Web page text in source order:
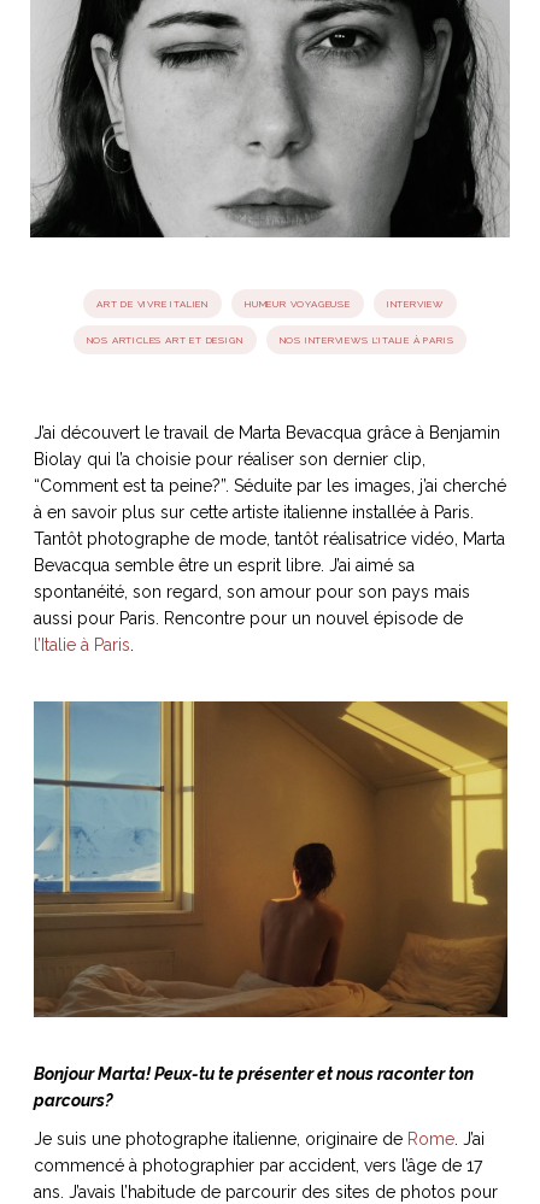
ITALIEN
SUBLIME ! LE DÉCOR ITALIEN
LIRE
Lucia
Les cuirs de
Burano, la palette
du
Notre palette
Virtuosa Venezia
ET FUGUEUSES
AND I
journal
WEBSERIE
Dolce Follia
ART DE VIVRE ITALIEN HUMEUR VOYAGEUSE INTERVIEW
NOS ARTICLES ART ET DESIGN NOS INTERVIEWS L'ITALIE À PARIS
J’ai découvert le travail de Marta Bevacqua grâce à Benjamin
Biolay qui l’a choisie pour réaliser son dernier clip,
“Comment est ta peine?”. Séduite par les images, j’ai cherché
à en savoir plus sur cette artiste italienne installée à Paris.
Tantôt photographe de mode, tantôt réalisatrice vidéo, Marta
Bevacqua semble être un esprit libre. J’ai aimé sa
spontanéité, son regard, son amour pour son pays mais
aussi pour Paris. Rencontre pour un nouvel épisode de
l’Italie à Paris.
Bonjour Marta! Peux-tu te présenter et nous raconter ton
parcours?
Je suis une photographe italienne, originaire de Rome. J’ai
commencé à photographier par accident, vers l’âge de 17
ans. J’avais l’habitude de parcourir des sites de photos pour